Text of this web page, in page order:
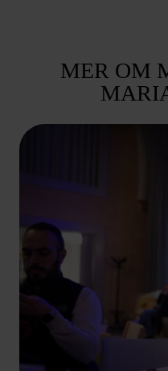
MER OM